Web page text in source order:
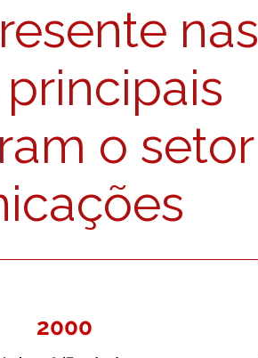
nas
o setor
2000